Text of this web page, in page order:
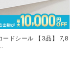
ードシール 【3品】 7,8